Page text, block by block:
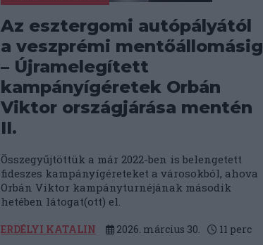
Az esztergomi autópályától
a veszprémi mentőállomásig
– Újramelegített
kampányígéretek Orbán
Viktor országjárása mentén
II.
Összegyűjtöttük a már 2022-ben is belengetett
fideszes kampányígéreteket a városokból, ahova
Orbán Viktor kampányturnéjának második
hetében látogat(ott) el.
ERDÉLYI KATALIN 2026. március 30. 11 perc